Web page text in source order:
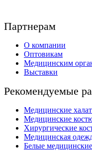
Партнерам
О компании
Оптовикам
Медицинским
Выставки
Рекомендуемые
Медицинские
Медицинские
Хирургические
Медицинская
Белые